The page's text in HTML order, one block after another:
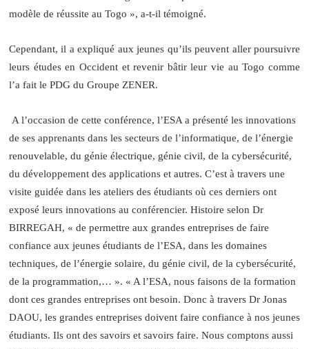
modèle de réussite au Togo », a-t-il témoigné.
Cependant, il a expliqué aux jeunes qu’ils peuvent aller poursuivre
leurs études en Occident et revenir bâtir leur vie au Togo comme
l’a fait le PDG du Groupe ZENER.
A l’occasion de cette conférence, l’ESA a présenté les innovations
de ses apprenants dans les secteurs de l’informatique, de l’énergie
renouvelable, du génie électrique, génie civil, de la cybersécurité,
du développement des applications et autres. C’est à travers une
visite guidée dans les ateliers des étudiants où ces derniers ont
exposé leurs innovations au conférencier. Histoire selon Dr
BIRREGAH, « de permettre aux grandes entreprises de faire
confiance aux jeunes étudiants de l’ESA, dans les domaines
techniques, de l’énergie solaire, du génie civil, de la cybersécurité,
de la programmation,… ». « A l’ESA, nous faisons de la formation
dont ces grandes entreprises ont besoin. Donc à travers Dr Jonas
DAOU, les grandes entreprises doivent faire confiance à nos jeunes
étudiants. Ils ont des savoirs et savoirs faire. Nous comptons aussi